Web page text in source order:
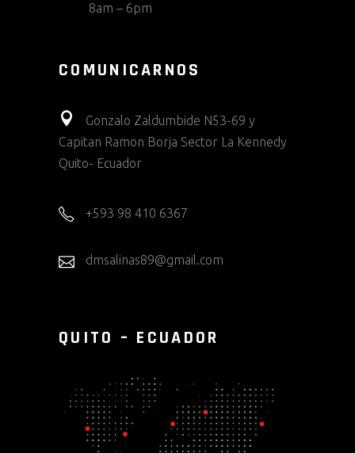
8am – 6pm
COMUNICARNOS
Gonzalo Zaldumbide N53-69 y
Capitan Ramon Borja Sector La Kennedy
Quito- Ecuador
+593 98 410 6367
dmsalinas89@gmail.com
QUITO – ECUADOR